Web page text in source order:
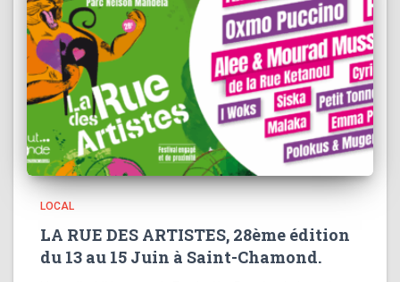
LOCAL
LA RUE DES ARTISTES, 28ème édition
du 13 au 15 Juin à Saint-Chamond.